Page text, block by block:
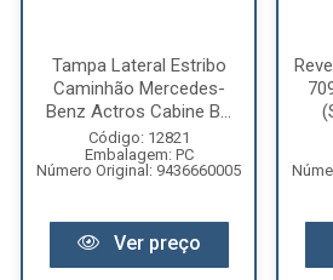
Tampa Lateral Estribo
Caminhão Mercedes-
Benz Actros Cabine B...
Código: 12821
Embalagem: PC
Número Original: 9436660005
Ver preço